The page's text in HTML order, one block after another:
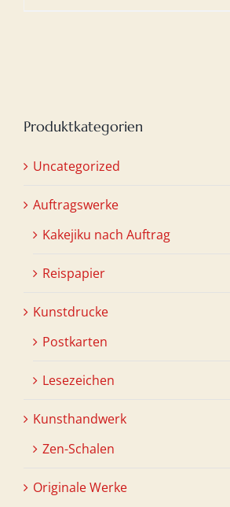
Produktkategorien
Uncategorized
Auftragswerke
Kakejiku nach Auftrag
Reispapier
Kunstdrucke
Postkarten
Lesezeichen
Kunsthandwerk
Zen-Schalen
Originale Werke